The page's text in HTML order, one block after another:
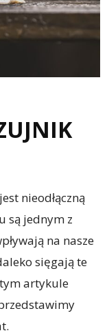
nieodłączną
są jednym z
na nasze
sięgają te
tym artykule